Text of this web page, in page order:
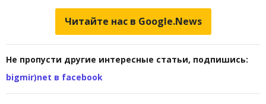
Читайте нас в Google.News
Не пропусти другие интересные статьи, подпишись:
bigmir)net в facebook